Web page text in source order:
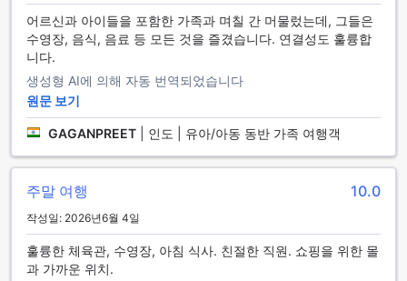
24시간 운영되는 피트니스 센터는 최신 운동 기구와 다양한 운
동 프로그램을 갖추고 있어 언제든지 자신의 페이스에 맞춰 운
동할 수 있습니다. 전문 트레이너의 도움을 받을 수 있는 이 공
간은 몸과 마음을 모두 건강하게 유지하는 데 최적의 환경을 제
공합니다.
또한, 야외 수영장은 햇살 아래에서 수영과 일광욕을 즐길 수 있
는 완벽한 장소입니다. 수영 후에는 수영장 옆 바에서 시원한 음
료를 즐기며 여유로운 시간을 보낼 수 있습니다. 친구나 가족과
함께하는 즐거운 순간을 만끽하며, 일상의 스트레스를 잊고 리
프레시할 수 있는 기회를 제공합니다. 파크 플라자 찬디가르 지
락푸르에서의 스포츠 시설은 여러분의 건강과 즐거움을 모두
파크 플라자 찬디가르 지락푸르의 편리한 시설
어르신과 아이들을 포함한 가족과 며칠 간 머물렀는데, 그들은
수영장, 음식, 음료 등 모든 것을 즐겼습니다. 연결성도 훌륭합
니다.
생성형 AI에 의해 자동 번역되었습니다
원문 보기
GAGANPREET 인도 | 유아/아동 동반 가족 여행객
주말 여행 10.0
작성일: 2026년6월 4일
훌륭한 체육관, 수영장, 아침 식사. 친절한 직원. 쇼핑을 위한 몰
과 가까운 위치.